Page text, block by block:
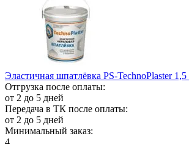
Эластичная шпатлёвка PS-TechnoPlaster 1,5
Отгрузка после оплаты:
от 2 до 5 дней
Передача в ТК после оплаты:
от 2 до 5 дней
Минимальный заказ:
4